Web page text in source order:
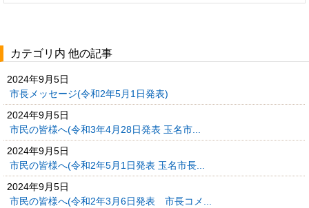
カテゴリ内 他の記事
2024年9月5日
市長メッセージ(令和2年5月1日発表)
2024年9月5日
市民の皆様へ(令和3年4月28日発表 玉名市...
2024年9月5日
市民の皆様へ(令和2年5月1日発表 玉名市長...
2024年9月5日
市民の皆様へ(令和2年3月6日発表 市長コメ...